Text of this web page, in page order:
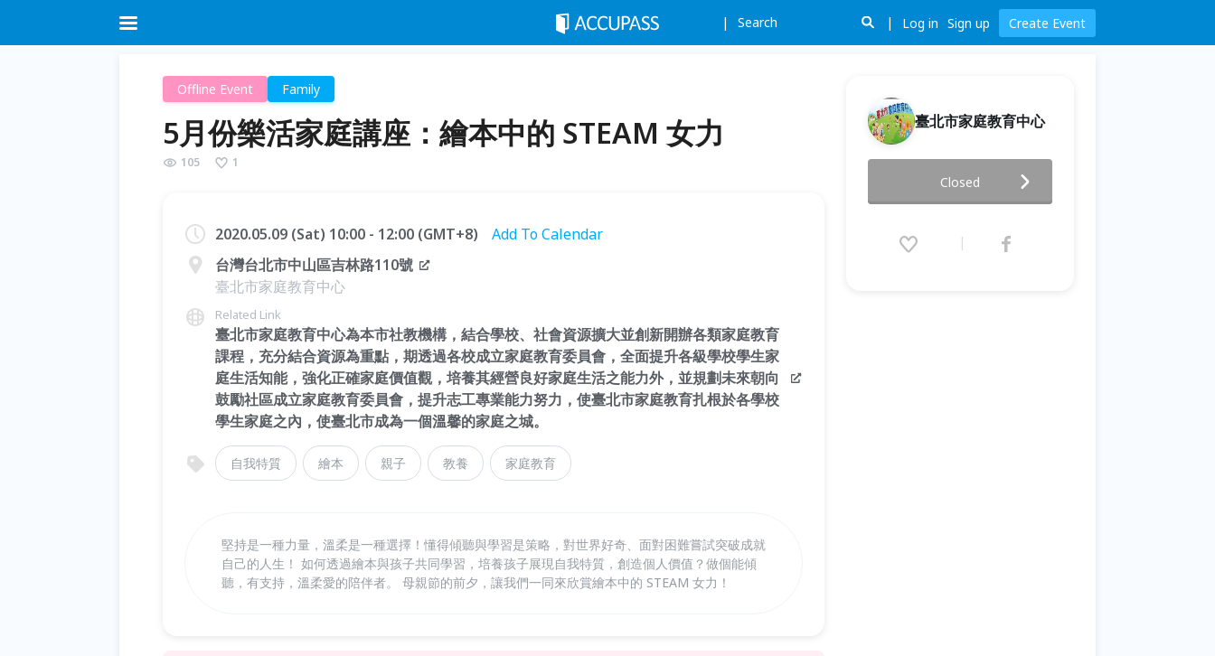
Search Log in Sign up Create Event
Offline Event Family
5月份樂活家庭講座：繪本中的 STEAM 女力
105 1
2020.05.09 (Sat) 10:00 - 12:00 (GMT+8)
Add To Calendar
台灣台北市中山區吉林路110號
臺北市家庭教育中心
Related Link
臺北市家庭教育中心為本市社教機構，結合學校、社會資源擴大並創新開辦各類家庭教育
課程，充分結合資源為重點，期透過各校成立家庭教育委員會，全面提升各級學校學生家
庭生活知能，強化正確家庭價值觀，培養其經營良好家庭生活之能力外，並規劃未來朝向
鼓勵社區成立家庭教育委員會，提升志工專業能力努力，使臺北市家庭教育扎根於各學校
學生家庭之內，使臺北市成為一個溫馨的家庭之城。
自我特質 繪本 親子 教養 家庭教育
堅持是一種力量，溫柔是一種選擇！懂得傾聽與學習是策略，對世界好奇、面對困難嘗試突破成就
自己的人生！ 如何透過繪本與孩子共同學習，培養孩子展現自我特質，創造個人價值？做個能傾
聽，有支持，溫柔愛的陪伴者。 母親節的前夕，讓我們一同來欣賞繪本中的 STEAM 女力！
臺北市家庭教育中心
2020.05.09 (Sat) 10:00 - 12:00
Closed